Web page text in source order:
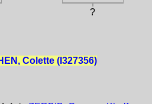
?
Colette (I327356)